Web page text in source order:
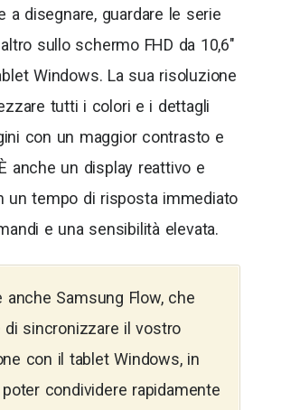
a disegnare, guardare le serie
sullo schermo FHD da 10,6″
Windows. La sua risoluzione
tutti i colori e i dettagli
con un maggior contrasto e
anche un display reattivo e
un tempo di risposta immediato
e una sensibilità elevata.
anche Samsung Flow, che
di sincronizzare il vostro
con il tablet Windows, in
condividere rapidamente